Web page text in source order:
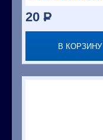
20 P
В КОРЗИНУ